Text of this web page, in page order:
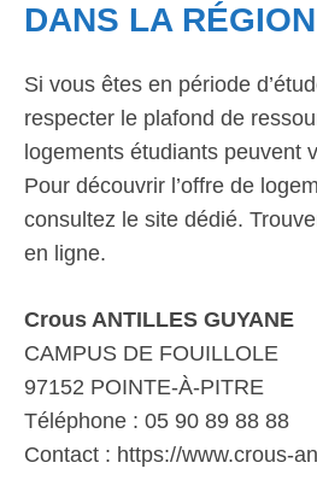
DANS LA
Si vous êtes en période
respecter le plafond de
logements étudiants peuvent
Pour découvrir l’offre de
consultez le site dédié.
en ligne.
Crous ANTILLES GUYANE
CAMPUS DE FOUILLOLE
97152 POINTE-À-PITRE
Téléphone : 05 90 89 88 88
Contact : https://www.crous-